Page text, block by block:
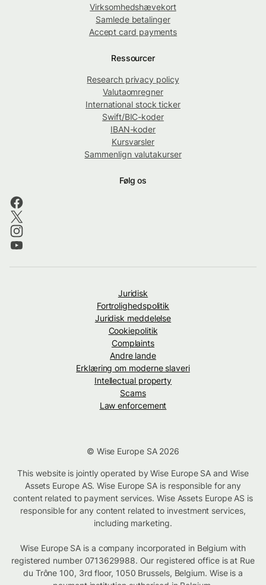
Virksomhedshævekort
Samlede betalinger
Accept card payments
Ressourcer
Research privacy policy
Valutaomregner
International stock ticker
Swift/BIC-koder
IBAN-koder
Kursvarsler
Sammenlign valutakurser
Følg os
Juridisk
Fortrolighedspolitik
Juridisk meddelelse
Cookiepolitik
Complaints
Andre lande
Erklæring om moderne slaveri
Intellectual property
Scams
Law enforcement
© Wise Europe SA 2026
This website is jointly operated by Wise Europe SA and Wise
Assets Europe AS. Wise Europe SA is responsible for any
content related to payment services. Wise Assets Europe AS is
responsible for any content related to investment services,
including marketing.
Wise Europe SA is a company incorporated in Belgium with
registered number 0713629988. Our registered office is at Rue
du Trône 100, 3rd floor, 1050 Brussels, Belgium. Wise is a